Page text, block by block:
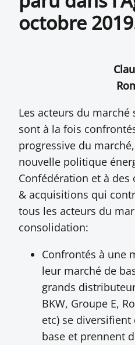
octobre
Les acteurs du marché
sont à la fois
progressive du
nouvelle politique
Confédération et à
& acquisitions qui
tous les acteurs du
consolidation:
Confrontés à une
leur marché de
grands
BKW, Groupe E,
etc) se
base et prennent